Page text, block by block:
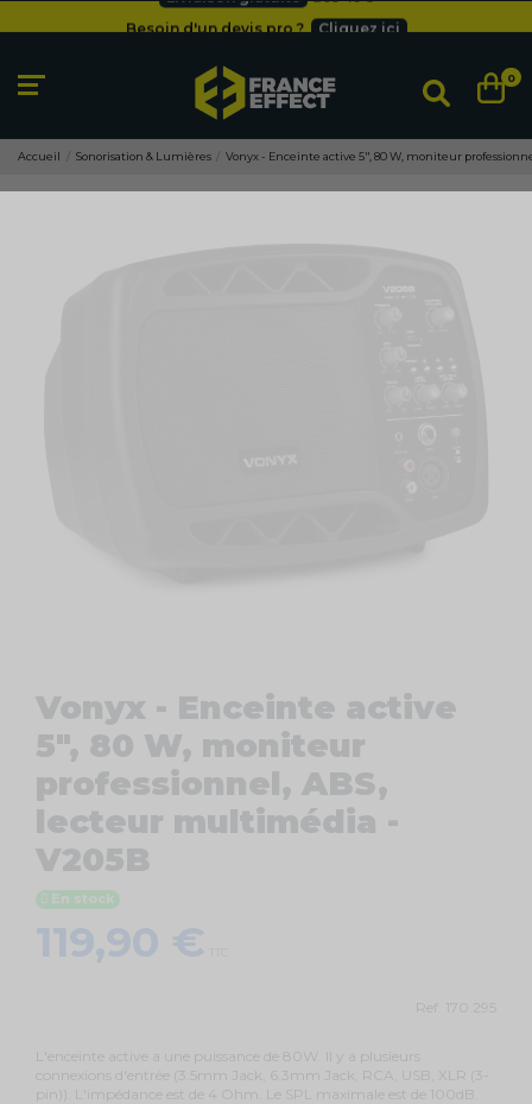
Cliquez ici
0
Accueil Sonorisation & Lumières Vonyx - Enceinte active 5", 80 W, moniteur
Vonyx - Enceinte active
5", 80 W, moniteur
professionnel, ABS,
lecteur multimédia -
V205B
En stock
119,90 €
Ref. 170.295
L'enceinte active a une puissance de 80W. Il y a plusieurs
connexions d'entrée (3.5mm Jack, 6.3mm Jack, RCA, USB, XLR (3-
pin)). L'impédance est de 4 Ohm. Le SPL maximale est de 100dB.